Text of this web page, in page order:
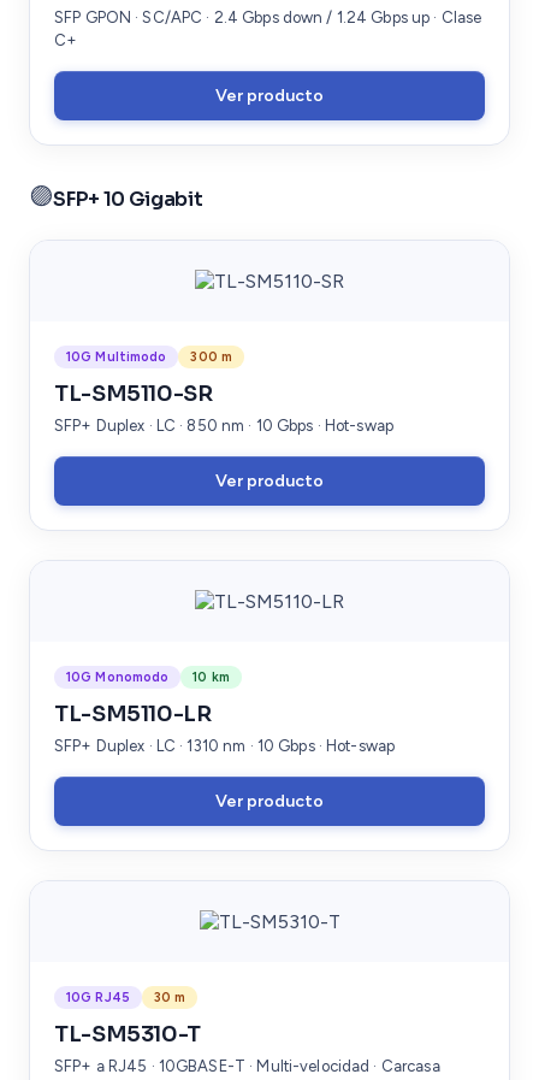
SFP GPON · SC/APC · 2.4 Gbps down / 1.24 Gbps up · Clase
C+
Ver producto
🟣SFP+ 10 Gigabit
10G Multimodo 300 m
TL-SM5110-SR
SFP+ Duplex · LC · 850 nm · 10 Gbps · Hot-swap
Ver producto
10G Monomodo 10 km
TL-SM5110-LR
SFP+ Duplex · LC · 1310 nm · 10 Gbps · Hot-swap
Ver producto
10G RJ45 30 m
TL-SM5310-T
SFP+ a RJ45 · 10GBASE-T · Multi-velocidad · Carcasa